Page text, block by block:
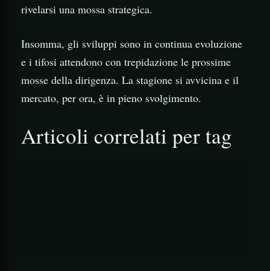
rivelarsi una mossa strategica.
Insomma, gli sviluppi sono in continua evoluzione
e i tifosi attendono con trepidazione le prossime
mosse della dirigenza. La stagione si avvicina e il
mercato, per ora, è in pieno svolgimento.
Articoli correlati per tag